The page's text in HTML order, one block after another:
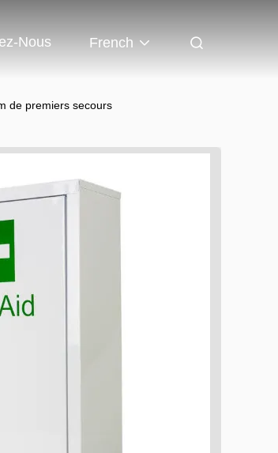
Nous French
de premiers secours